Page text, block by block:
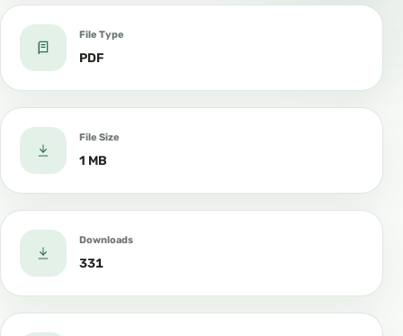
File Type
PDF
File Size
1 MB
Downloads
331